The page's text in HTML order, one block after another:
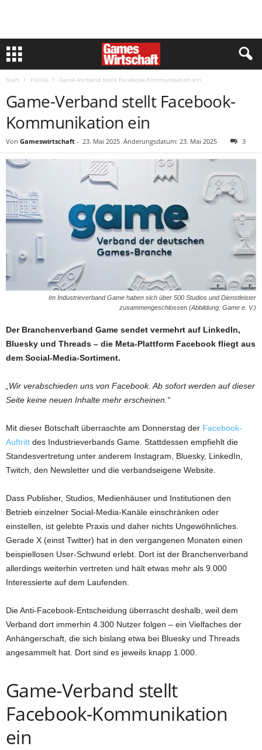
Start Politik Game-Verband stellt Facebook-Kommunikation ein
Game-Verband stellt Facebook-
Kommunikation ein
Von Gameswirtschaft - 23. Mai 2025 Änderungsdatum: 23. Mai 2025 3
Im Industrieverband Game haben sich über 500 Studios und Dienstleister
zusammengeschlossen (Abbildung: Game e. V.)
Der Branchenverband Game sendet vermehrt auf LinkedIn,
Bluesky und Threads – die Meta-Plattform Facebook fliegt aus
dem Social-Media-Sortiment.
„Wir verabschieden uns von Facebook. Ab sofort werden auf dieser
Seite keine neuen Inhalte mehr erscheinen.“
Mit dieser Botschaft überraschte am Donnerstag der Facebook-
Auftritt des Industrieverbands Game. Stattdessen empfiehlt die
Standesvertretung unter anderem Instagram, Bluesky, LinkedIn,
Twitch, den Newsletter und die verbandseigene Website.
Dass Publisher, Studios, Medienhäuser und Institutionen den
Betrieb einzelner Social-Media-Kanäle einschränken oder
einstellen, ist gelebte Praxis und daher nichts Ungewöhnliches.
Gerade X (einst Twitter) hat in den vergangenen Monaten einen
beispiellosen User-Schwund erlebt. Dort ist der Branchenverband
allerdings weiterhin vertreten und hält etwas mehr als 9.000
Interessierte auf dem Laufenden.
Die Anti-Facebook-Entscheidung überrascht deshalb, weil dem
Verband dort immerhin 4.300 Nutzer folgen – ein Vielfaches der
Anhängerschaft, die sich bislang etwa bei Bluesky und Threads
angesammelt hat. Dort sind es jeweils knapp 1.000.
Game-Verband stellt
Facebook-Kommunikation
ein